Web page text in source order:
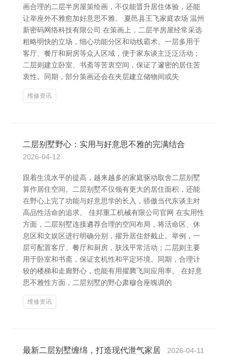
画合理的二层半房屋策绘画，不仅能晋升居住体验，还能
让举座外不雅愈加好意思不雅。 夏邑县王飞家庭农场 温州
新密码网络科技有限公司 在策画上，二层半房屋经常采选
粗略明快的立场，细心功能分区和动线霸术。一层多用于
客厅、餐厅和厨房等众人区域，便于家东谈主泛泛活动；
二层则建立卧室、书斋等苦衷空间，保证了邃密的居住苦
衷性。同期，部分策画还会在夹层建立储物间或失
维修资讯
二层别墅野心：实用与好意思不雅的完满结合
2026-04-12
跟着生流水平的提高，越来越多的家庭驱动取舍二层别墅
算作居住空间。二层别墅不仅领有更大的居住面积，还能
在野心上完了功能与好意思学的长入，骄傲当代东谈主对
高品性活命的追求。 佳邦重工机械有限公司官网 在实用性
方面，二层别墅连接遴荐合理的空间布局，将活命区、休
息区和文娱区进行明确分别，擢升居住舒截止。举例，一
层可配置客厅、餐厅和厨房，肤浅平常活动；二层则主要
用于卧室和书斋，保证玄机性和平定环境。同期，合理计
较的楼梯和走廊野心，也能有用擢腾飞间应用率。 在好意
思不雅性方面，二层别墅的野心肃穆合座魄调的
维修资讯
最新二层别墅缠绵，打造现代泄气家居 2026-04-11